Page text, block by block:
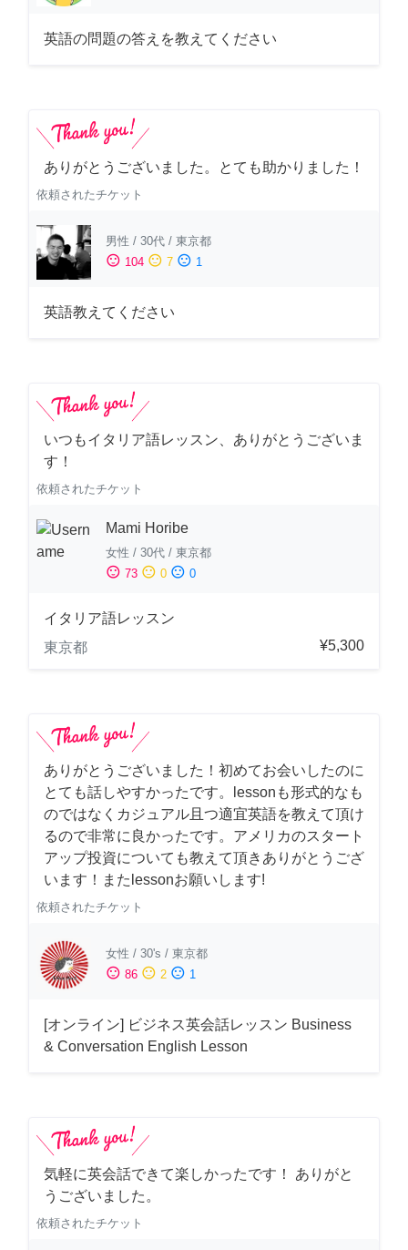
英語の問題の答えを教えてください
ありがとうございました。とても助かりました！
依頼されたチケット
男性 / 30代 / 東京都
sentiment_satisfied 104 sentiment_neutral 7 sentiment_dissatisfied 1
英語教えてください
いつもイタリア語レッスン、ありがとうございま
す！
依頼されたチケット
Mami Horibe
女性 / 30代 / 東京都
sentiment_satisfied 73 sentiment_neutral 0 sentiment_dissatisfied 0
イタリア語レッスン
東京都
¥5,300
ありがとうございました！初めてお会いしたのに
とても話しやすかったです。lessonも形式的なも
のではなくカジュアル且つ適宜英語を教えて頂け
るので非常に良かったです。アメリカのスタート
アップ投資についても教えて頂きありがとうござ
います！またlessonお願いします!
依頼されたチケット
女性 / 30's / 東京都
sentiment_satisfied 86 sentiment_neutral 2 sentiment_dissatisfied 1
[オンライン] ビジネス英会話レッスン Business
& Conversation English Lesson
気軽に英会話できて楽しかったです！ ありがと
うございました。
依頼されたチケット